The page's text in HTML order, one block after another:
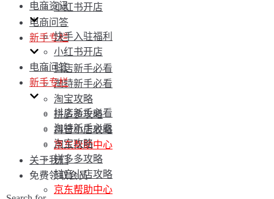
小红书开店
电商问答
新手专栏
抖店新手必看
淘特新手必看
淘宝攻略
拼多多攻略
抖音小店攻略
京东帮助中心
关于我们
免费领取会员
电商资讯
快手入驻福利
小红书开店
电商问答
新手专栏
抖店新手必看
淘特新手必看
淘宝攻略
拼多多攻略
抖音小店攻略
京东帮助中心